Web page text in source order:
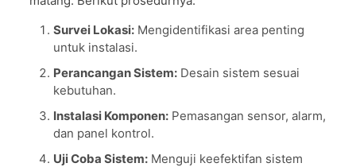
Survei Lokasi:Mengidentifikasi area penting
untuk instalasi.
Perancangan Sistem:Desain sistem sesuai
kebutuhan.
Instalasi Komponen:Pemasangan sensor, alarm,
dan panel kontrol.
Uji Coba Sistem:Menguji keefektifan sistem